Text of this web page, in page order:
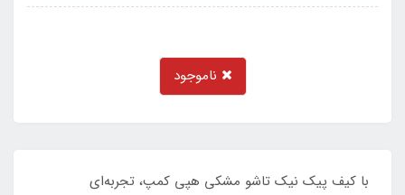
ناموجود
با کیف پیک نیک تاشو مشکی هپی کمپ، تجربه‌ای